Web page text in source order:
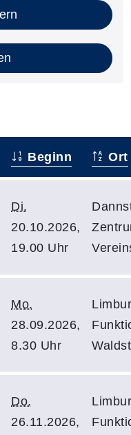
Beginn Ort
Di.
20.10.2026,
19.00 Uhr
Mo.
28.09.2026,
8.30 Uhr
Do.
26.11.2026,